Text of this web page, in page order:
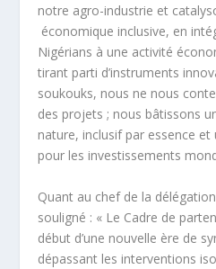
notre agro-industrie et
économique inclusive, en
Nigérians à une activité
tirant parti d’instruments
soukouks, nous ne nous
des projets ; nous bâtissons
nature, inclusif par essence
pour les investissements
Quant au chef de la
souligné : « Le Cadre de
début d’une nouvelle ère de
dépassant les interventions